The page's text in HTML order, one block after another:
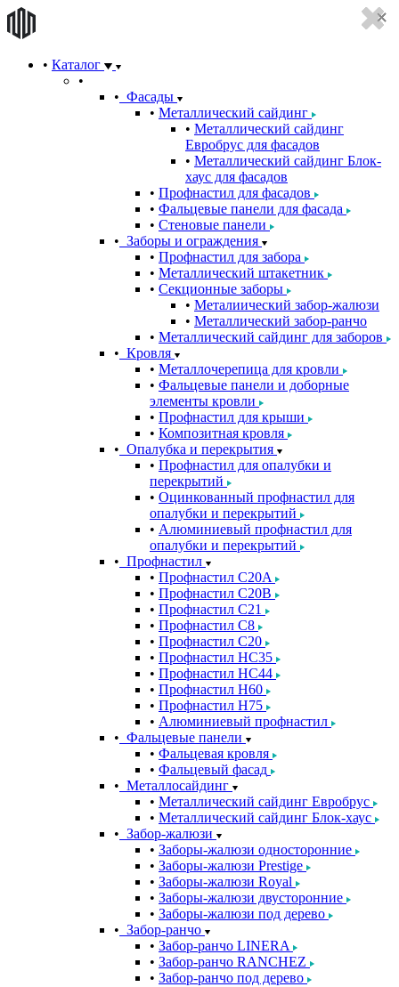
Каталог
Фасады
Металлический сайдинг
Металлический сайдинг
Евробрус для фасадов
Металлический сайдинг Блок-
хаус для фасадов
Профнастил для фасадов
Фальцевые панели для фасада
Стеновые панели
Заборы и ограждения
Профнастил для забора
Металлический штакетник
Секционные заборы
Металиический забор-жалюзи
Металлический забор-ранчо
Металлический сайдинг для заборов
Кровля
Металлочерепица для кровли
Фальцевые панели и доборные
элементы кровли
Профнастил для крыши
Композитная кровля
Опалубка и перекрытия
Профнастил для опалубки и
перекрытий
Оцинкованный профнастил для
опалубки и перекрытий
Алюминиевый профнастил для
опалубки и перекрытий
Профнастил
Профнастил С20A
Профнастил С20B
Профнастил С21
Профнастил С8
Профнастил С20
Профнастил НС35
Профнастил НС44
Профнастил Н60
Профнастил Н75
Алюминиевый профнастил
Фальцевые панели
Фальцевая кровля
Фальцевый фасад
Металлосайдинг
Металлический сайдинг Евробрус
Металлический сайдинг Блок-хаус
Забор-жалюзи
Заборы-жалюзи односторонние
Заборы-жалюзи Prestige
Заборы-жалюзи Royal
Заборы-жалюзи двусторонние
Заборы-жалюзи под дерево
Забор-ранчо
Забор-ранчо LINERA
Забор-ранчо RANCHEZ
Забор-ранчо под дерево